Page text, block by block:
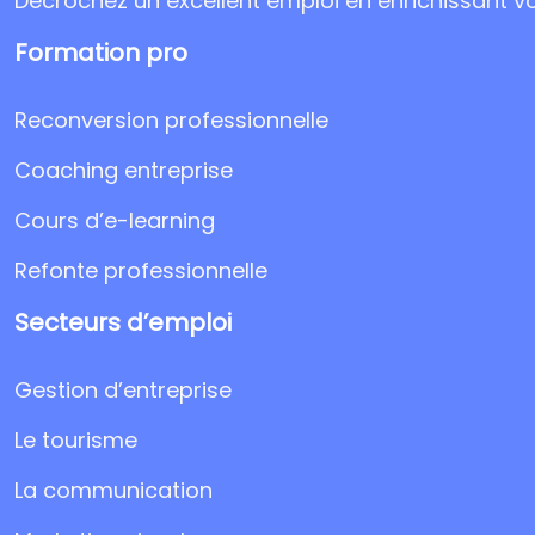
Formation pro
Reconversion professionnelle
Coaching entreprise
Cours d’e-learning
Refonte professionnelle
Secteurs d’emploi
Gestion d’entreprise
Le tourisme
La communication